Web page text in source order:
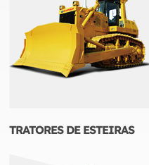
TRATORES DE ESTEIRAS